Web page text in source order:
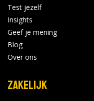
Test jezelf
Insights
Geef je mening
Blog
Over ons
Zakelijk